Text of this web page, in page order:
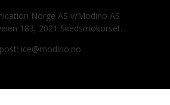
Norge AS v/Modino AS
183, 2021 Skedsmokorset.
ice@modino.no